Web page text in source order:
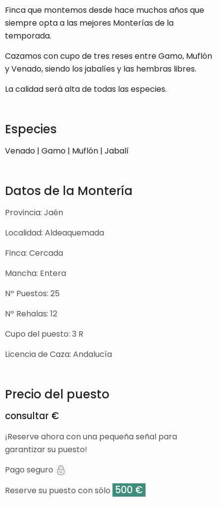
Finca que montemos desde hace muchos años que
siempre opta a las mejores Monterías de la
temporada.
Cazamos con cupo de tres reses entre Gamo, Muflón
y Venado, siendo los jabalíes y las hembras libres.
La calidad será alta de todas las especies.
Especies
Venado | Gamo | Muflón | Jabalí
Datos de la Montería
Provincia: Jaén
Localidad: Aldeaquemada
Finca: Cercada
Mancha: Entera
Nº Puestos: 25
Nº Rehalas: 12
Cupo del puesto: 3 R
Licencia de Caza: Andalucía
Precio del puesto
consultar €
¡Reserve ahora con una pequeña señal para
garantizar su puesto!
Pago seguro
Reserve su puesto con sólo 500 €